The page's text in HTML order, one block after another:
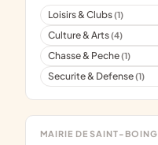
Loisirs & Clubs(1)
Culture & Arts(4)
Chasse & Peche(1)
Securite & Defense(1)
MAIRIE DE SAINT-